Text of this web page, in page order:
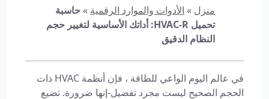
منزل » الأدوات والموارد الرقمية »حاسبة
تحميل HVAC-R: أداتك الأساسية لتغيير حجم
النظام الدقيق
في عالم اليوم الواعي للطاقة ، فإن أنظمة HVAC ذات
الحجم الصحيح ليست مجرد تفضيل-إنها ضرورة. تضيع